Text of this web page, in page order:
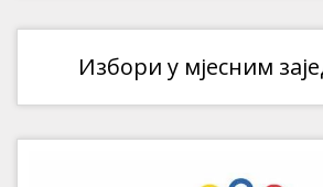
Избори у мјесним